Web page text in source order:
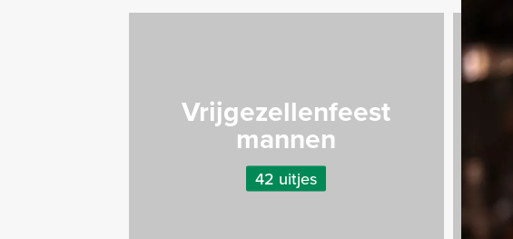
Vrijgezellenfeest
mannen
42 uitjes